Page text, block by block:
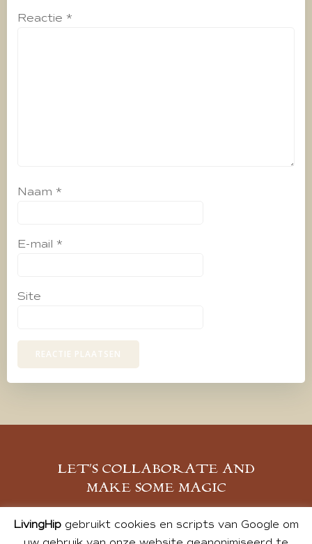
Reactie *
Naam *
E-mail *
Site
LET’S COLLABORATE AND
MAKE SOME MAGIC
MELD JE AAN
LivingHipgebruikt cookies en scripts van Google om